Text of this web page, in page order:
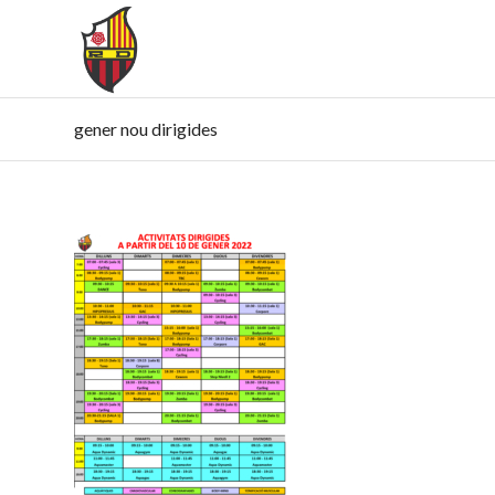
gener nou dirigides